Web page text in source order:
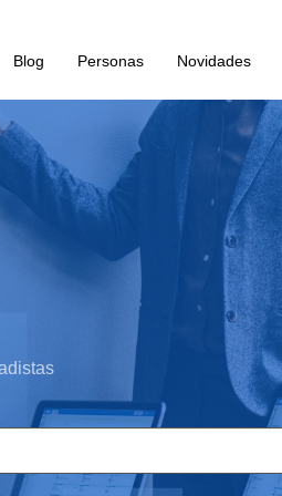
Blog Personas Novidades